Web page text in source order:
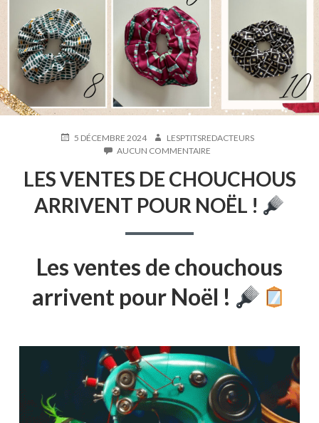
PUBLIÉ5 DÉCEMBRE 2024 AUTEUR
LESPTITSREDACTEURS
AUCUN COMMENTAIRE
VENTES
DE
CHOUCHOUS
ARRIVENT
LES VENTES DE CHOUCHOUS
ARRIVENT POUR NOËL !
Les ventes de chouchous
arrivent pour Noël !